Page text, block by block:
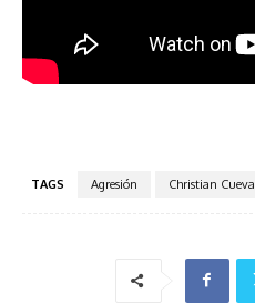
TAGS Agresión Christian Cueva